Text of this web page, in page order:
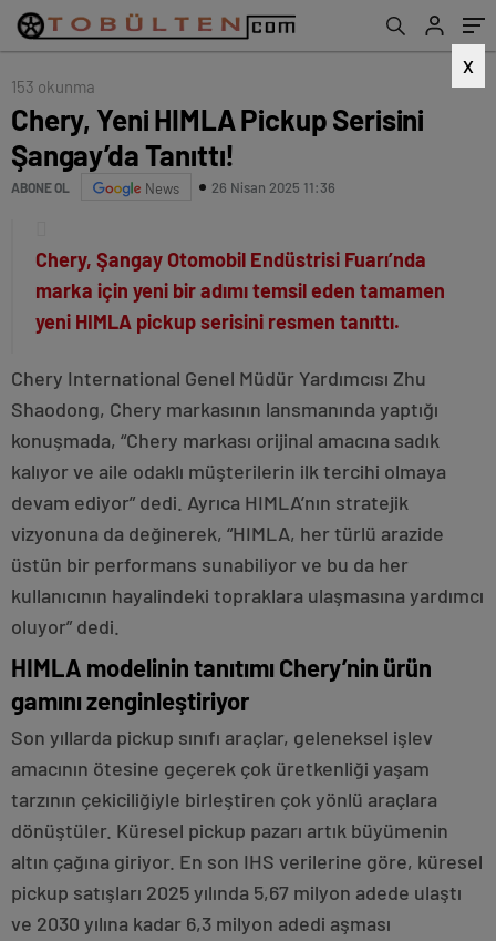
X
153 okunma
Chery, Yeni HIMLA Pickup Serisini
Şangay’da Tanıttı!
ABONE OL News 26 Nisan 2025 11:36
Chery, Şangay Otomobil Endüstrisi Fuarı’nda
marka için yeni bir adımı temsil eden tamamen
yeni HIMLA pickupserisini resmen tanıttı.
Chery International Genel Müdür Yardımcısı Zhu
Shaodong, Chery markasının lansmanında yaptığı
konuşmada, “Chery markası orijinal amacına sadık
kalıyor ve aile odaklı müşterilerin ilk tercihi olmaya
devam ediyor” dedi. Ayrıca HIMLA’nın stratejik
vizyonuna da değinerek, “HIMLA, her türlü arazide
üstün bir performans sunabiliyor ve bu da her
kullanıcının hayalindeki topraklara ulaşmasına yardımcı
oluyor” dedi.
HIMLA modelinin tanıtımı Chery’nin ürün
gamını zenginleştiriyor
Son yıllarda pickup sınıfı araçlar, geleneksel işlev
amacının ötesine geçerek çok üretkenliği yaşam
tarzının çekiciliğiyle birleştiren çok yönlü araçlara
dönüştüler. Küresel pickup pazarı artık büyümenin
altın çağına giriyor. En son IHS verilerine göre, küresel
pickup satışları 2025 yılında 5,67 milyon adede ulaştı
ve 2030 yılına kadar 6,3 milyon adedi aşması